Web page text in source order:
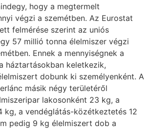
hogy a megtermelt
végzi a szemétben. Az Eurostat
felmérése szerint az uniós
57 millió tonna élelmiszer végzi
Ennek a mennyiségnek a
háztartásokban keletkezik,
dobunk ki személyenként. A
másik négy területéről
lakosonként 23 kg, a
kg, a vendéglátás-közétkeztetés 12
pedig 9 kg élelmiszert dob a